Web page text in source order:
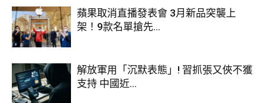
Apps 軟體科技公司 MixerBox 最新開發，並對台灣用戶提供
全中文介面，從下載的第一刻起，就能讓用戶無障礙的充分體
驗 App 完整功能，遇到使用問題也有中文客服進行回覆。且
蘋果取消直播發表會 3月新品突襲上
架！9款名單搶先...
解放軍用「沉默表態」! 習抓張又俠不獲
支持 中國近...